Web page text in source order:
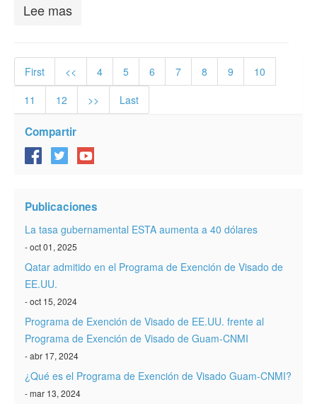
Lee mas
First << 4 5 6 7 8 9
10
11
12 >> Last
Compartir
Publicaciones
La tasa gubernamental ESTA aumenta a 40 dólares
- oct 01, 2025
Qatar admitido en el Programa de Exención de Visado de
EE.UU.
- oct 15, 2024
Programa de Exención de Visado de EE.UU. frente al
Programa de Exención de Visado de Guam-CNMI
- abr 17, 2024
¿Qué es el Programa de Exención de Visado Guam-CNMI?
- mar 13, 2024